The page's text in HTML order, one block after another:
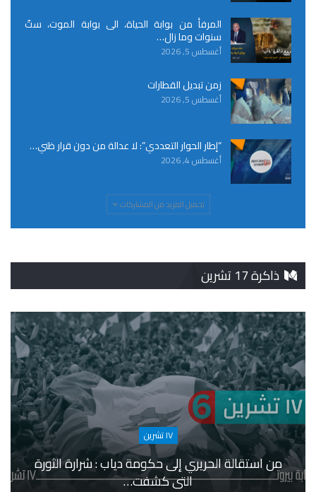
المرفأ من بوابة الحياة، الى بوابة الموت، ستّ
سنوات وما زال…
أغسطس 5, 2026
زمن تبديل القطارات
أغسطس 5, 2026
“إطار الحوار التعددي”: لا عدالة من دون قرار ظني…
أغسطس 4, 2026
تحميل المزيد من المشاركات
ذاكرة 17 تشرين
١٧ تشرين
من استقالة الحريري إلى حكومة دياب : شرارة الثورة
التي كشفت…